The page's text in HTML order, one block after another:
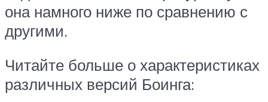
она намного ниже по сравнению с
другими.
Читайте больше о характеристиках
различных версий Боинга: